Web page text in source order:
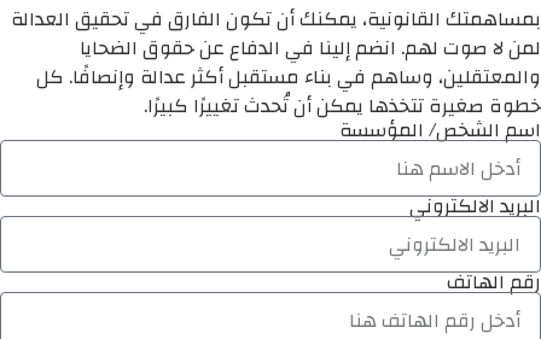
بمساهمتك القانونية، يمكنك أن تكون الفارق في تحقيق العدالة
لمن لا صوت لهم. انضم إلينا في الدفاع عن حقوق الضحايا
والمعتقلين، وساهم في بناء مستقبل أكثر عدالة وإنصافًا. كل
خطوة صغيرة تتخذها يمكن أن تُحدث تغييرًا كبيرًا.
اسم الشخص/ المؤسسة
البريد الالكتروني
رقم الهاتف